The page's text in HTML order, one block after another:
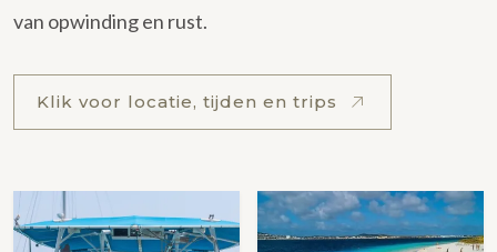
van opwinding en rust.
Klik voor locatie, tijden en trips